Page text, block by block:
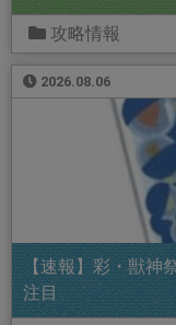
攻略情報
2026.08.06
【速報】彩・獣神
注目